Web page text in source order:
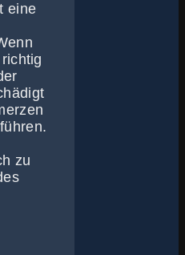
eine
zu